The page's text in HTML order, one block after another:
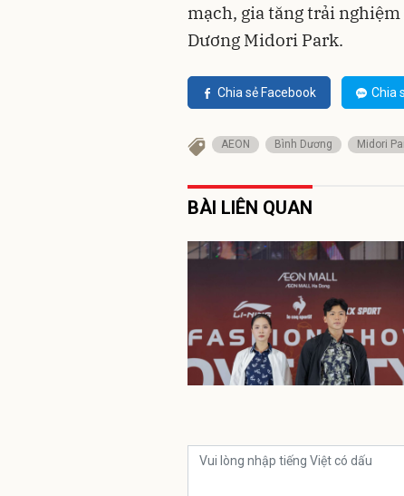
mạch, gia tăng trải
Dương Midori Park.
Chia sẻ Facebook Chia
AEON Bình Dương Midori
BÀI LIÊN QUAN